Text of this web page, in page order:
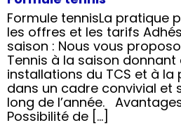
Formule tennisLa pratique
les offres et les tarifs
saison : Nous vous
Tennis à la saison
installations du TCS et à la
dans un cadre convivial et
long de l’année.
Possibilité de […]